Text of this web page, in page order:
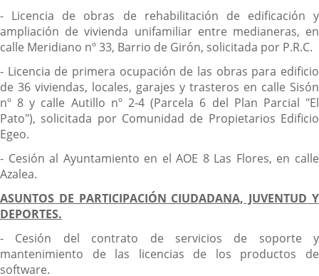
- Licencia de obras de rehabilitación de edificación y
ampliación de vivienda unifamiliar entre medianeras, en
calle Meridiano nº 33, Barrio de Girón, solicitada por P.R.C.
- Licencia de primera ocupación de las obras para edificio
de 36 viviendas, locales, garajes y trasteros en calle Sisón
nº 8 y calle Autillo nº 2-4 (Parcela 6 del Plan Parcial "El
Pato"), solicitada por Comunidad de Propietarios Edificio
Egeo.
- Cesión al Ayuntamiento en el AOE 8 Las Flores, en calle
Azalea.
ASUNTOS DE PARTICIPACIÓN CIUDADANA, JUVENTUD Y
DEPORTES.
- Cesión del contrato de servicios de soporte y
mantenimiento de las licencias de los productos de
software.